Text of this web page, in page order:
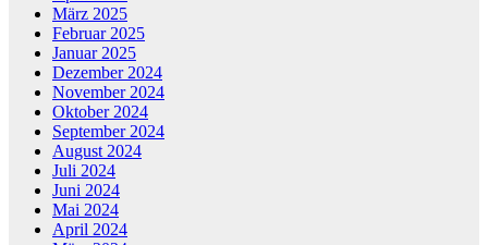
März 2025
Februar 2025
Januar 2025
Dezember 2024
November 2024
Oktober 2024
September 2024
August 2024
Juli 2024
Juni 2024
Mai 2024
April 2024